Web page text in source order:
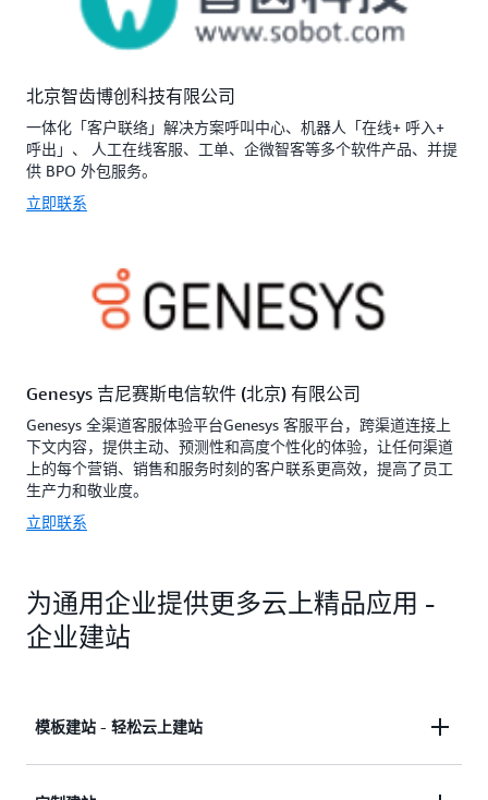
北京智齿博创科技有限公司
一体化「客户联络」解决方案呼叫中心、机器人「在线+ 呼入+
呼出」、 人工在线客服、工单、企微智客等多个软件产品、并提
供 BPO 外包服务。
立即联系
Genesys 吉尼赛斯电信软件 (北京) 有限公司
Genesys 全渠道客服体验平台Genesys 客服平台，跨渠道连接上
下文内容，提供主动、预测性和高度个性化的体验，让任何渠道
上的每个营销、销售和服务时刻的客户联系更高效，提高了员工
生产力和敬业度。
立即联系
为通用企业提供更多云上精品应用 -
企业建站
模板建站 - 轻松云上建站